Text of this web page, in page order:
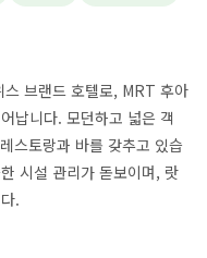
스 브랜드 호텔로, MRT 후아
납니다. 모던하고 넓은 객
스토랑과 바를 갖추고 있습
시설 관리가 돋보이며, 랏
.